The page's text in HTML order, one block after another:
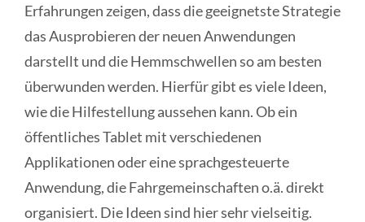
Erfahrungen zeigen, dass die geeignetste Strategie
das Ausprobieren der neuen Anwendungen
darstellt und die Hemmschwellen so am besten
überwunden werden. Hierfür gibt es viele Ideen,
wie die Hilfestellung aussehen kann. Ob ein
öffentliches Tablet mit verschiedenen
Applikationen oder eine sprachgesteuerte
Anwendung, die Fahrgemeinschaften o.ä. direkt
organisiert. Die Ideen sind hier sehr vielseitig.